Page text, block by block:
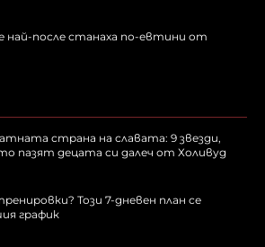
най-после станаха по-евтини от
страна на славата: 9 звезди,
пазят децата си далеч от Холивуд
Този 7-дневен план се
график